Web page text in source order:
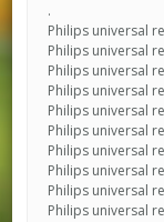
.
Philips universal
Philips universal
Philips universal
Philips universal
Philips universal
Philips universal
Philips universal
Philips universal
Philips universal
Philips universal